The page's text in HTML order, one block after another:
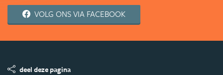
VOLG ONS VIA FACEBOOK
deel deze pagina